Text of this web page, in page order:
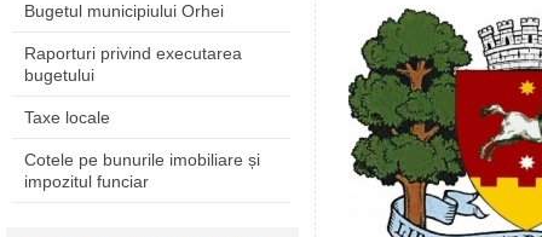
Bugetul municipiului Orhei
Raporturi privind executarea
bugetului
Taxe locale
Cotele pe bunurile imobiliare și
impozitul funciar